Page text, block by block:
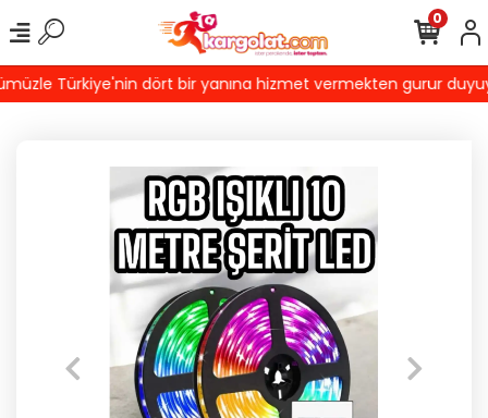
Türkiye'nin dört bir yanına hizmet vermekten gurur
0